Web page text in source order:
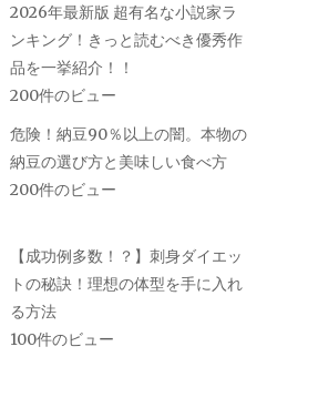
2026年最新版 超有名な小説家ラ
ンキング！きっと読むべき優秀作
品を一挙紹介！！
200件のビュー
危険！納豆90％以上の闇。本物の
納豆の選び方と美味しい食べ方
200件のビュー
【成功例多数！？】刺身ダイエッ
トの秘訣！理想の体型を手に入れ
る方法
100件のビュー